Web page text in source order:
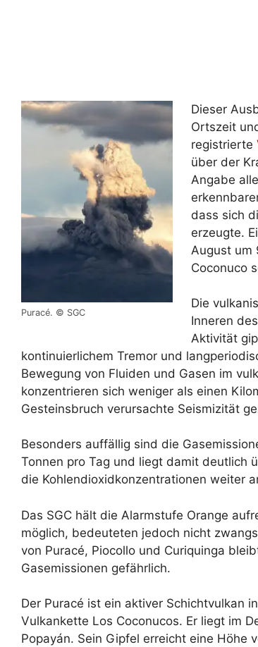
Puracé. © SGC
Dieser
Ortszeit
registrierte
über der
Angabe
dass sich
erzeugte.
August um
Coconuco
Die
Inneren
Aktivität
kontinuierlichem Tremor und
Bewegung von Fluiden und Gasen im
konzentrieren sich weniger als einen
Gesteinsbruch verursachte Seismizität
Besonders auffällig sind die
Tonnen pro Tag und liegt damit deutlich
die Kohlendioxidkonzentrationen weiter
Das SGC hält die Alarmstufe Orange
möglich, bedeuteten jedoch nicht
von Puracé, Piocollo und Curiquinga
Gasemissionen gefährlich.
Der Puracé ist ein aktiver Schichtvulkan
Vulkankette Los Coconucos. Er liegt im
Popayán. Sein Gipfel erreicht eine Höhe